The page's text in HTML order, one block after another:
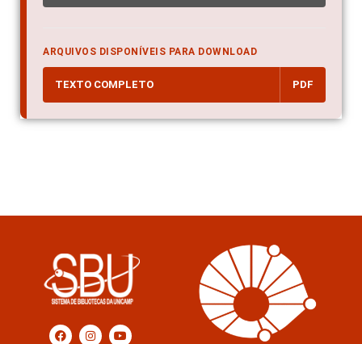
ARQUIVOS DISPONÍVEIS PARA DOWNLOAD
TEXTO COMPLETO PDF